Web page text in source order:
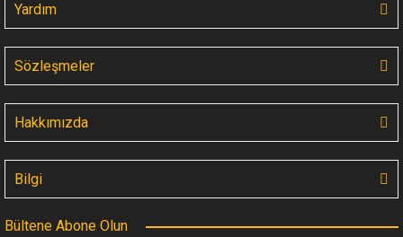
Yardım
Sözleşmeler
Hakkımızda
Bilgi
Bültene Abone Olun